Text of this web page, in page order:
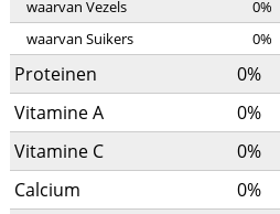
waarvan Vezels 0%
waarvan Suikers
0%
Proteinen 0%
Vitamine A
0%
Vitamine C
0%
Calcium
0%